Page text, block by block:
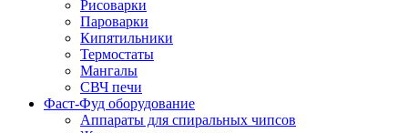
Рисоварки
Пароварки
Кипятильники
Термостаты
Мангалы
СВЧ печи
Фаст-Фуд оборудование
Аппараты для спиральных чипсов